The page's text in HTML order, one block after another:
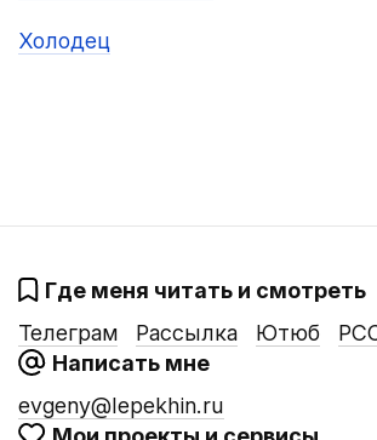
Холодец
Где меня читать и смотреть
Телеграм
Рассылка Ютюб
Написать мне
evgeny@lepekhin.ru